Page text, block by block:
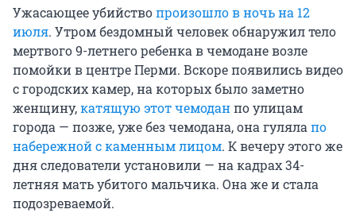
Ужасающее убийствопроизошло в ночь на 12
июля. Утром бездомный человек обнаружил тело
мертвого 9-летнего ребенка в чемодане возле
помойки в центре Перми. Вскоре появились видео
с городских камер, на которых было заметно
женщину,катящую этот чемоданпо улицам
города — позже, уже без чемодана, она гуляла по
набережной с каменным лицом. К вечеру этого же
дня следователи установили — на кадрах 34-
летняя мать убитого мальчика. Она же и стала
подозреваемой.